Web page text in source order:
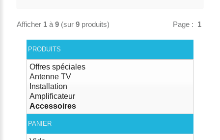
Page : 1
Afficher 1à 9(sur 9produits)
PRODUITS
Offres spéciales
Antenne TV
Installation
Amplificateur
Accessoires
PANIER